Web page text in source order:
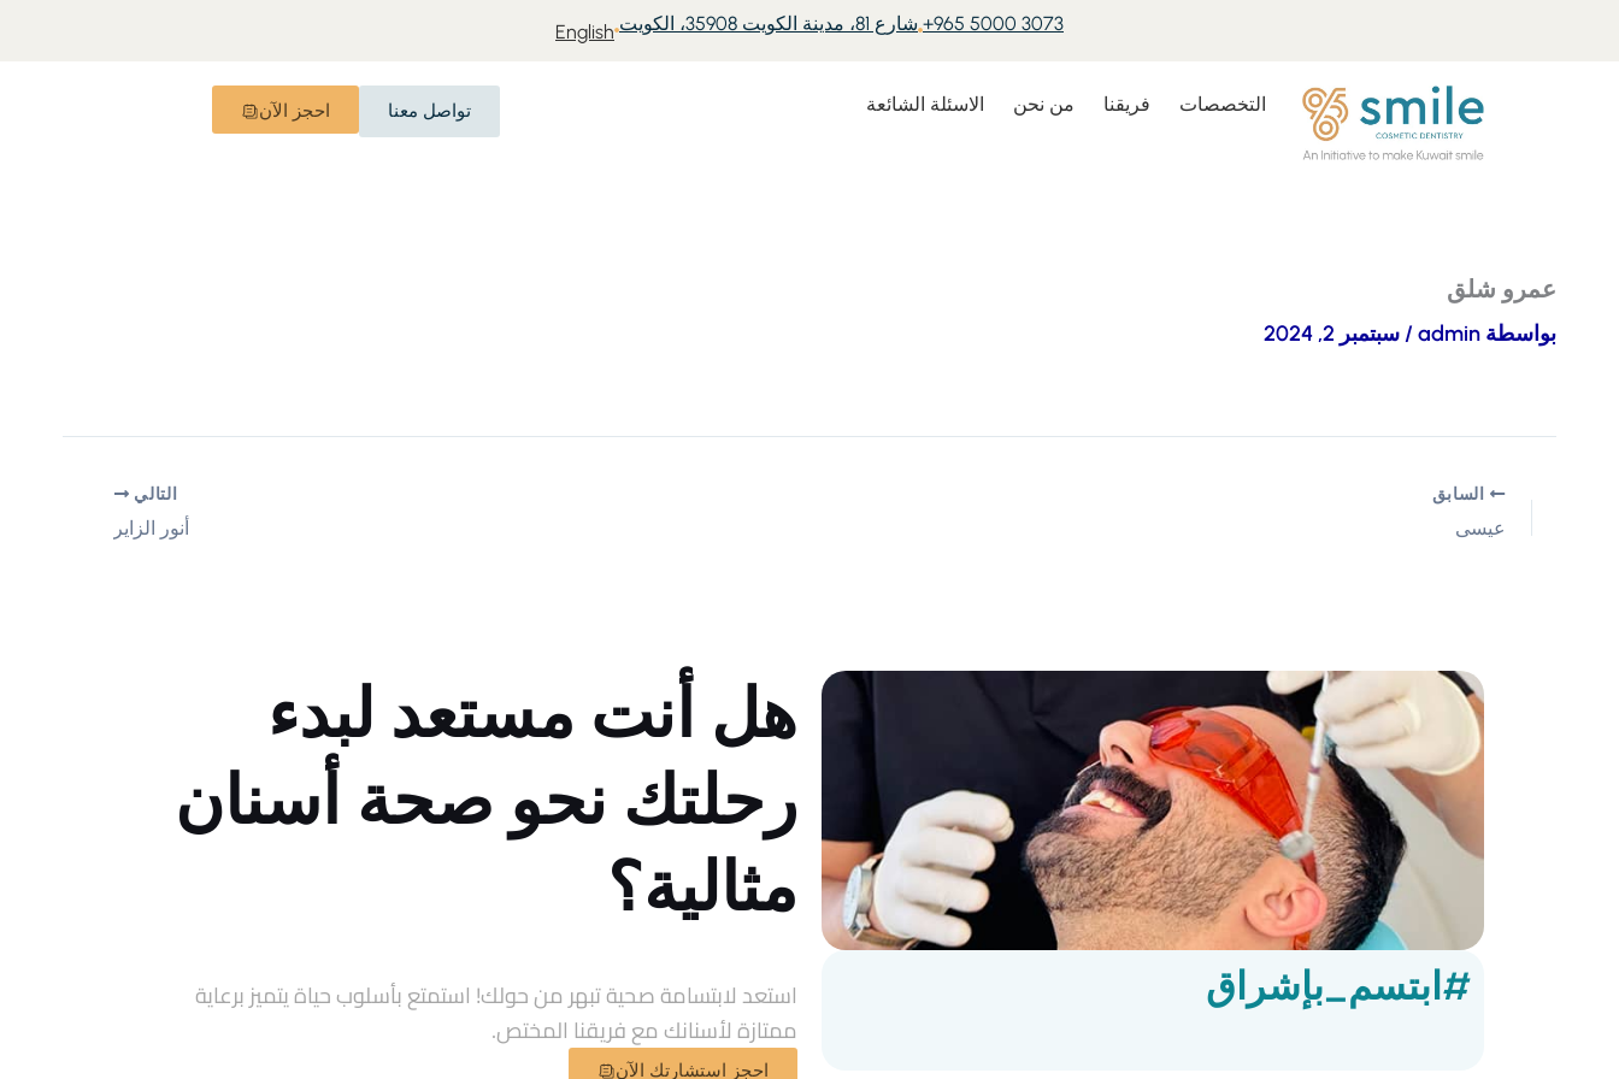
+965 5000 3073 شارع 81، مدينة الكويت 35908، الكويت English
التخصصات فريقنا من نحن الاسئلة الشائعة تواصل معنا احجز الآن
عمرو شلق
بواسطة admin
/ سبتمبر 2, 2024
السابق
عيسى
التالي
أنور الزاير
#ابتسم_بإشراق
هل أنت مستعد لبدء
رحلتك نحو صحة أسنان
مثالية؟
استعد لابتسامة صحية تبهر من حولك! استمتع بأسلوب حياة يتميز برعاية
ممتازة لأسنانك مع فريقنا المختص.
احجز استشارتك الآن